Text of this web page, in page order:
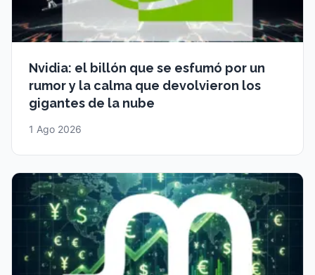
Nvidia: el billón que se esfumó por un
rumor y la calma que devolvieron los
gigantes de la nube
1 Ago 2026